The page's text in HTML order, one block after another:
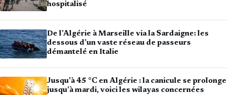
hospitalisé
De l’Algérie à Marseille via la Sardaigne: les
dessous d’un vaste réseau de passeurs
démantelé en Italie
Jusqu’à 45 °C en Algérie : la canicule se prolonge
jusqu’à mardi, voici les wilayas concernées